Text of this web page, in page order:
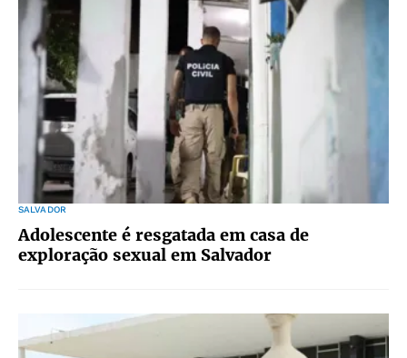
SALVADOR
Adolescente é resgatada em casa de
exploração sexual em Salvador